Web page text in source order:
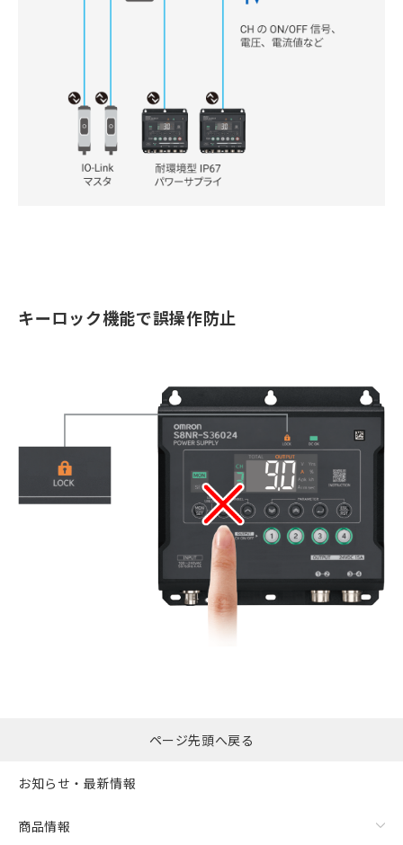
キーロック機能で誤操作防止
ページ先頭へ戻る
お知らせ・最新情報
商品情報